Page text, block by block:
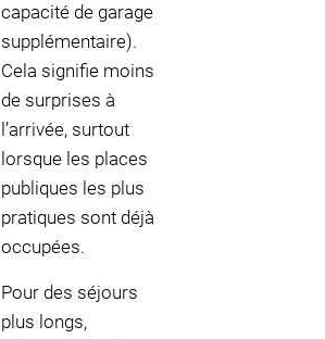
capacité de garage
supplémentaire).
Cela signifie moins
de surprises à
l’arrivée, surtout
lorsque les places
publiques les plus
pratiques sont déjà
occupées.
Pour des séjours
plus longs,